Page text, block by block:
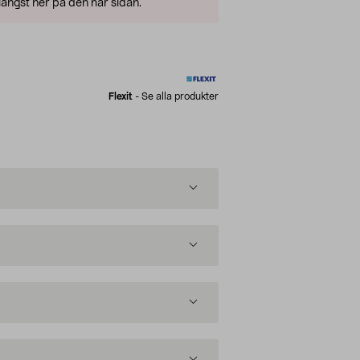
ner på den här sidan.
Flexit - Se alla produkter